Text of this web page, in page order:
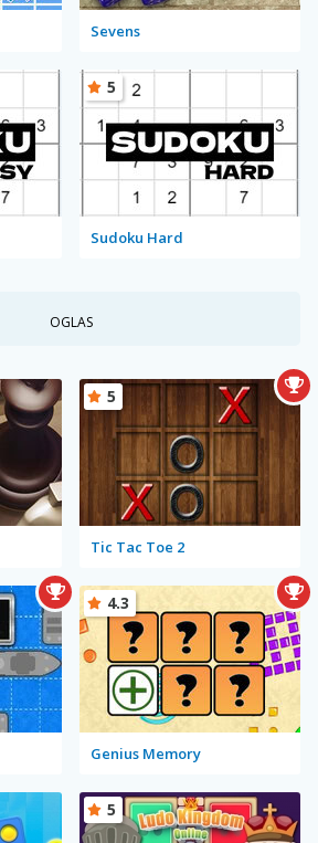
Sevens
Sudoku Hard
5
OGLAS
Tic Tac Toe 2
5
Genius Memory
4.3
5